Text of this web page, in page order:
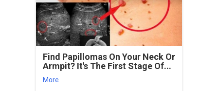
Find Papillomas On Your Neck Or
Armpit? It's The First Stage Of...
More